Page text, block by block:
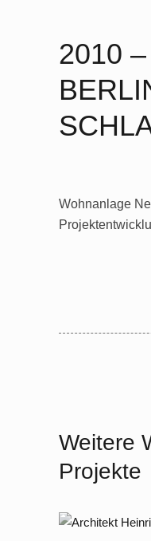
2010
Wohnanlage
Weitere
Projekte
2007 – 2008